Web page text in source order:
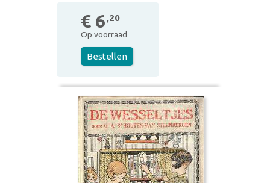
€ 6 ,20
Op voorraad
Bestellen